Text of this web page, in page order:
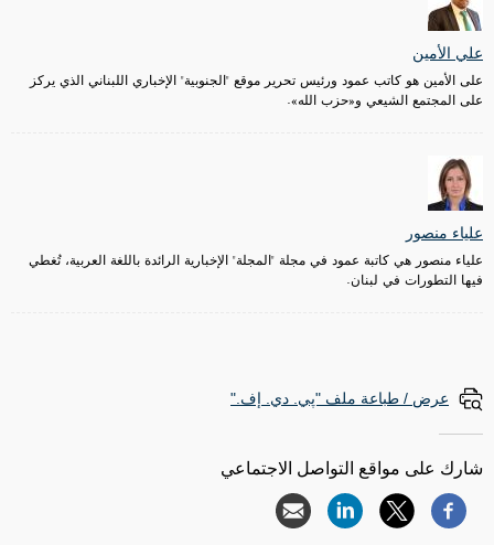
علي الأمين
على الأمين هو كاتب عمود ورئيس تحرير موقع "الجنوبية" الإخباري اللبناني الذي يركز
على المجتمع الشيعي و«حزب الله».
علياء منصور
علياء منصور هي كاتبة عمود في مجلة "المجلة" الإخبارية الرائدة باللغة العربية، تُغطي
فيها التطورات في لبنان.
عرض / طباعة ملف "پي. دي. إف."
شارك على مواقع التواصل الاجتماعي